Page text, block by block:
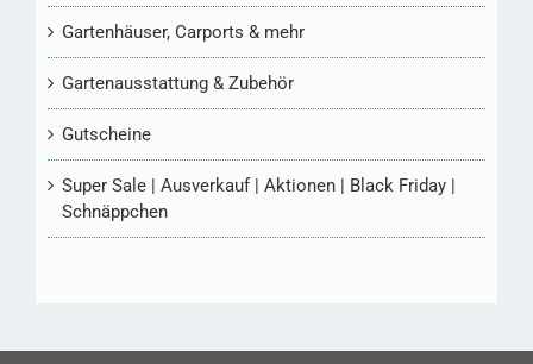
Gartenhäuser, Carports & mehr
Gartenausstattung & Zubehör
Gutscheine
Super Sale | Ausverkauf | Aktionen | Black Friday |
Schnäppchen